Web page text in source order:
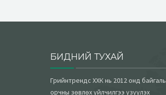
БИДНИЙ ТУХАЙ
Грийнтрендс ХХК нь 2012 онд байгаль
орчны зөвлөх үйлчилгээ үзүүлэх